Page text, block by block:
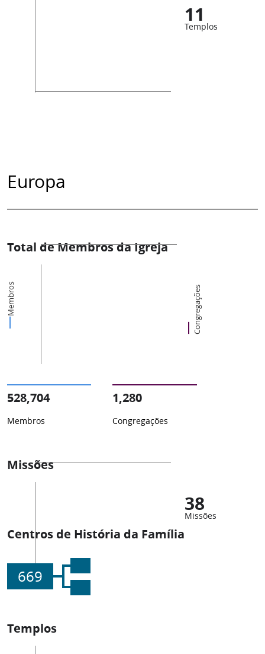
11
Templos
Europa
Total de Membros da Igreja
Membros Congregações
528,704
Membros
1,280
Congregações
Missões
38
Missões
Centros de História da Família
669
Templos